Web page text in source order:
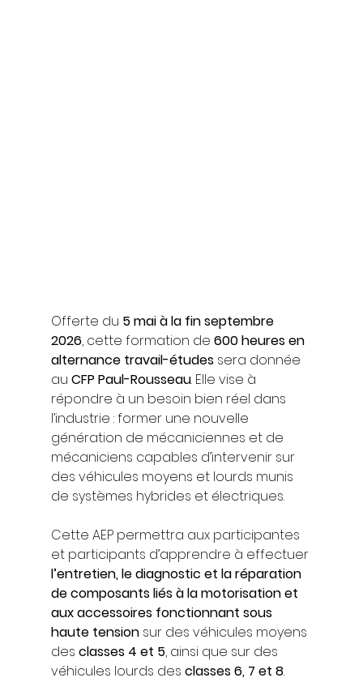
Offerte du 5 mai à la fin septembre
2026, cette formation de 600 heures en
alternance travail-études sera donnée
au CFP Paul-Rousseau. Elle vise à
répondre à un besoin bien réel dans
l’industrie : former une nouvelle
génération de mécaniciennes et de
mécaniciens capables d’intervenir sur
des véhicules moyens et lourds munis
de systèmes hybrides et électriques.
Cette AEP permettra aux participantes
et participants d’apprendre à effectuer
l’entretien, le diagnostic et la réparation
de composants liés à la motorisation et
aux accessoires fonctionnant sous
haute tension sur des véhicules moyens
des classes 4 et 5, ainsi que sur des
véhicules lourds des classes 6, 7 et 8.